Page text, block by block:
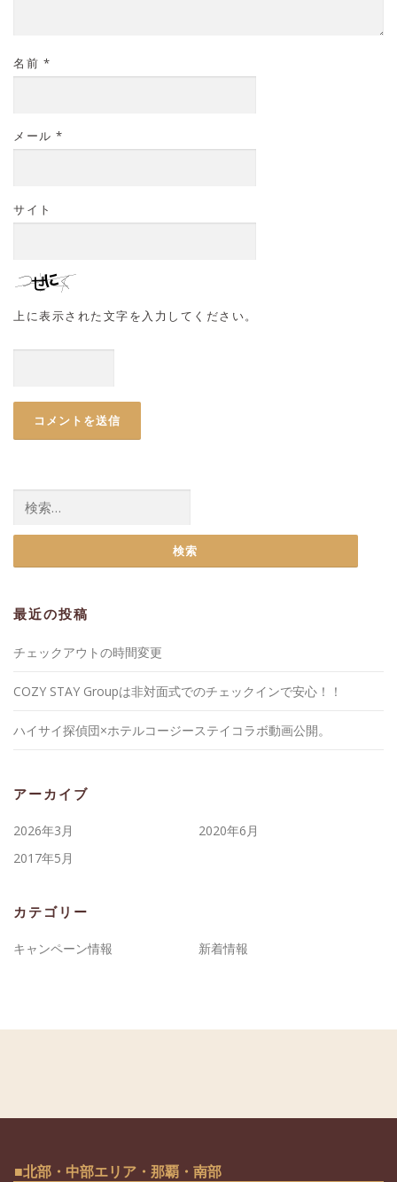
名前 *
メール *
サイト
上に表示された文字を入力してください。
索:
最近の投稿
チェックアウトの時間変更
COZY STAY Groupは非対面式でのチェックインで安心！！
ハイサイ探偵団×ホテルコージーステイコラボ動画公開。
アーカイブ
2026年3月
2020年6月
2017年5月
カテゴリー
キャンペーン情報 新着情報
■北部・中部エリア・那覇・南部